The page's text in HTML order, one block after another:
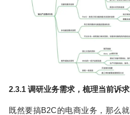
2.3.1 调研业务需求，梳理当前诉求
既然要搞B2C的电商业务，那么